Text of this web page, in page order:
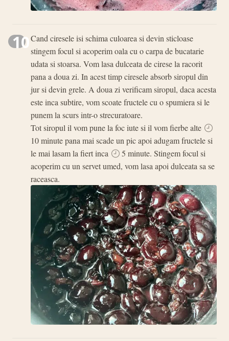
10Cand ciresele isi schima culoarea si devin sticloase
stingem focul si acoperim oala cu o carpa de bucatarie
udata si stoarsa. Vom lasa dulceata de cirese la racorit
pana a doua zi. In acest timp ciresele absorb siropul din
jur si devin grele. A doua zi verificam siropul, daca acesta
este inca subtire, vom scoate fructele cu o spumiera si le
punem la scurs intr-o strecuratoare.
Tot siropul il vom pune la foc iute si il vom fierbe alte
10 minute pana mai scade un pic apoi adugam fructele si
le mai lasam la fiert inca
5 minute. Stingem focul si
acoperim cu un servet umed, vom lasa apoi dulceata sa se
raceasca.